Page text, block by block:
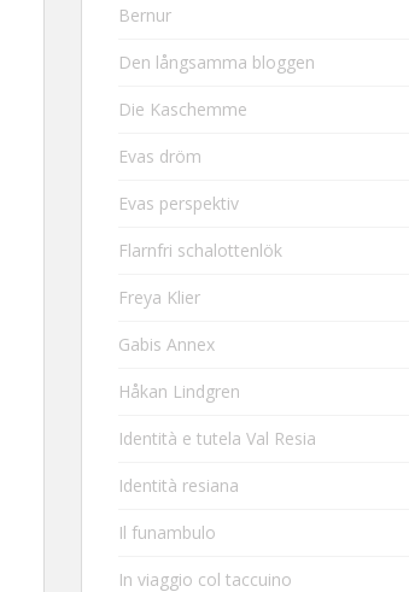
Bernur
Den långsamma bloggen
Die Kaschemme
Evas dröm
Evas perspektiv
Flarnfri schalottenlök
Freya Klier
Gabis Annex
Håkan Lindgren
Identità e tutela Val Resia
Identità resiana
Il funambulo
In viaggio col taccuino